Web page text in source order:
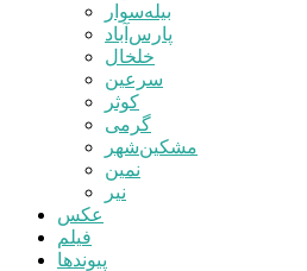
بیله‌سوار
پارس‌آباد
خلخال
سرعین
کوثر
گرمی
مشکین‌شهر
نمین
نیر
عکس
فیلم
پیوندها